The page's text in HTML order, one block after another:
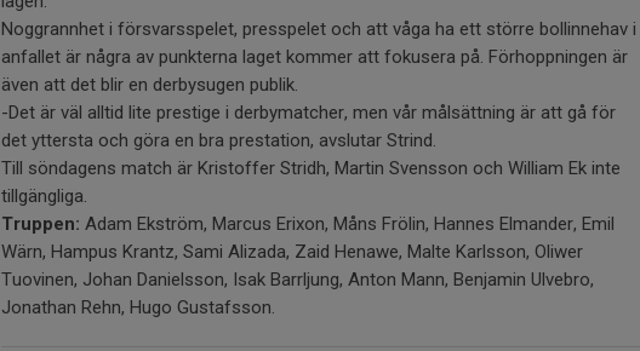
Noggrannhet i försvarsspelet, presspelet och att våga ha ett större bollinnehav i
anfallet är några av punkterna laget kommer att fokusera på. Förhoppningen är
även att det blir en derbysugen publik.
-Det är väl alltid lite prestige i derbymatcher, men vår målsättning är att gå för
det yttersta och göra en bra prestation, avslutar Strind.
Till söndagens match är Kristoffer Stridh, Martin Svensson och William Ek inte
tillgängliga.
Truppen: Adam Ekström, Marcus Erixon, Måns Frölin, Hannes Elmander, Emil
Wärn, Hampus Krantz, Sami Alizada, Zaid Henawe, Malte Karlsson, Oliwer
Tuovinen, Johan Danielsson, Isak Barrljung, Anton Mann, Benjamin Ulvebro,
Jonathan Rehn, Hugo Gustafsson.